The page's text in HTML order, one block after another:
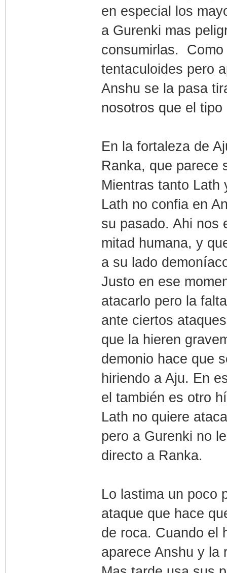
en especial los
a Gurenki mas
consumirlas.
tentaculoides pero
Anshu se la pasa
nosotros que el
En la fortaleza de
Ranka, que parece
Mientras tanto Lath
Lath no confia en
su pasado. Ahi nos
mitad humana, y
a su lado
Justo en ese
atacarlo pero la
ante ciertos
que la hieren
demonio hace que
hiriendo a Aju. En
el también es otro
Lath no quiere
pero a Gurenki no
directo a Ranka.
Lo lastima un poco
ataque que hace
de roca. Cuando el
aparece Anshu y la